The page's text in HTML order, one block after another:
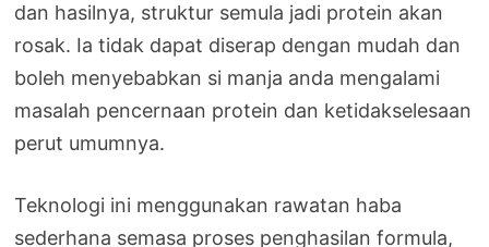
dan hasilnya, struktur semula jadi protein akan
rosak. Ia tidak dapat diserap dengan mudah dan
boleh menyebabkan si manja anda mengalami
masalah pencernaan protein dan ketidakselesaan
perut umumnya.
Teknologi ini menggunakan rawatan haba
sederhana semasa proses penghasilan formula,